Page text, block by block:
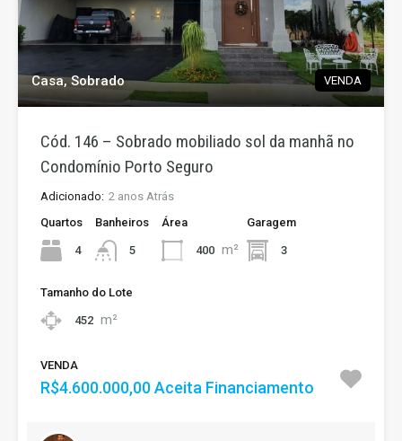
Casa, Sobrado VENDA
Cód. 146 – Sobrado mobiliado sol da manhã no
Condomínio Porto Seguro
Adicionado: 2 anos Atrás
Quartos
4
Banheiros
5
Área
400 m²
Garagem
3
Tamanho do Lote
452 m²
VENDA
R$4.600.000,00 Aceita Financiamento